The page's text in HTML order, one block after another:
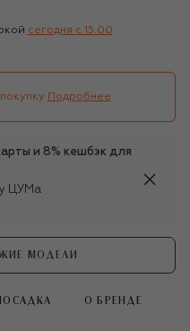
сегодня c 15:00
Подробнее
и 8% кешбэк для
ЦУМа
МОДЕЛИ
О БРЕНДЕ